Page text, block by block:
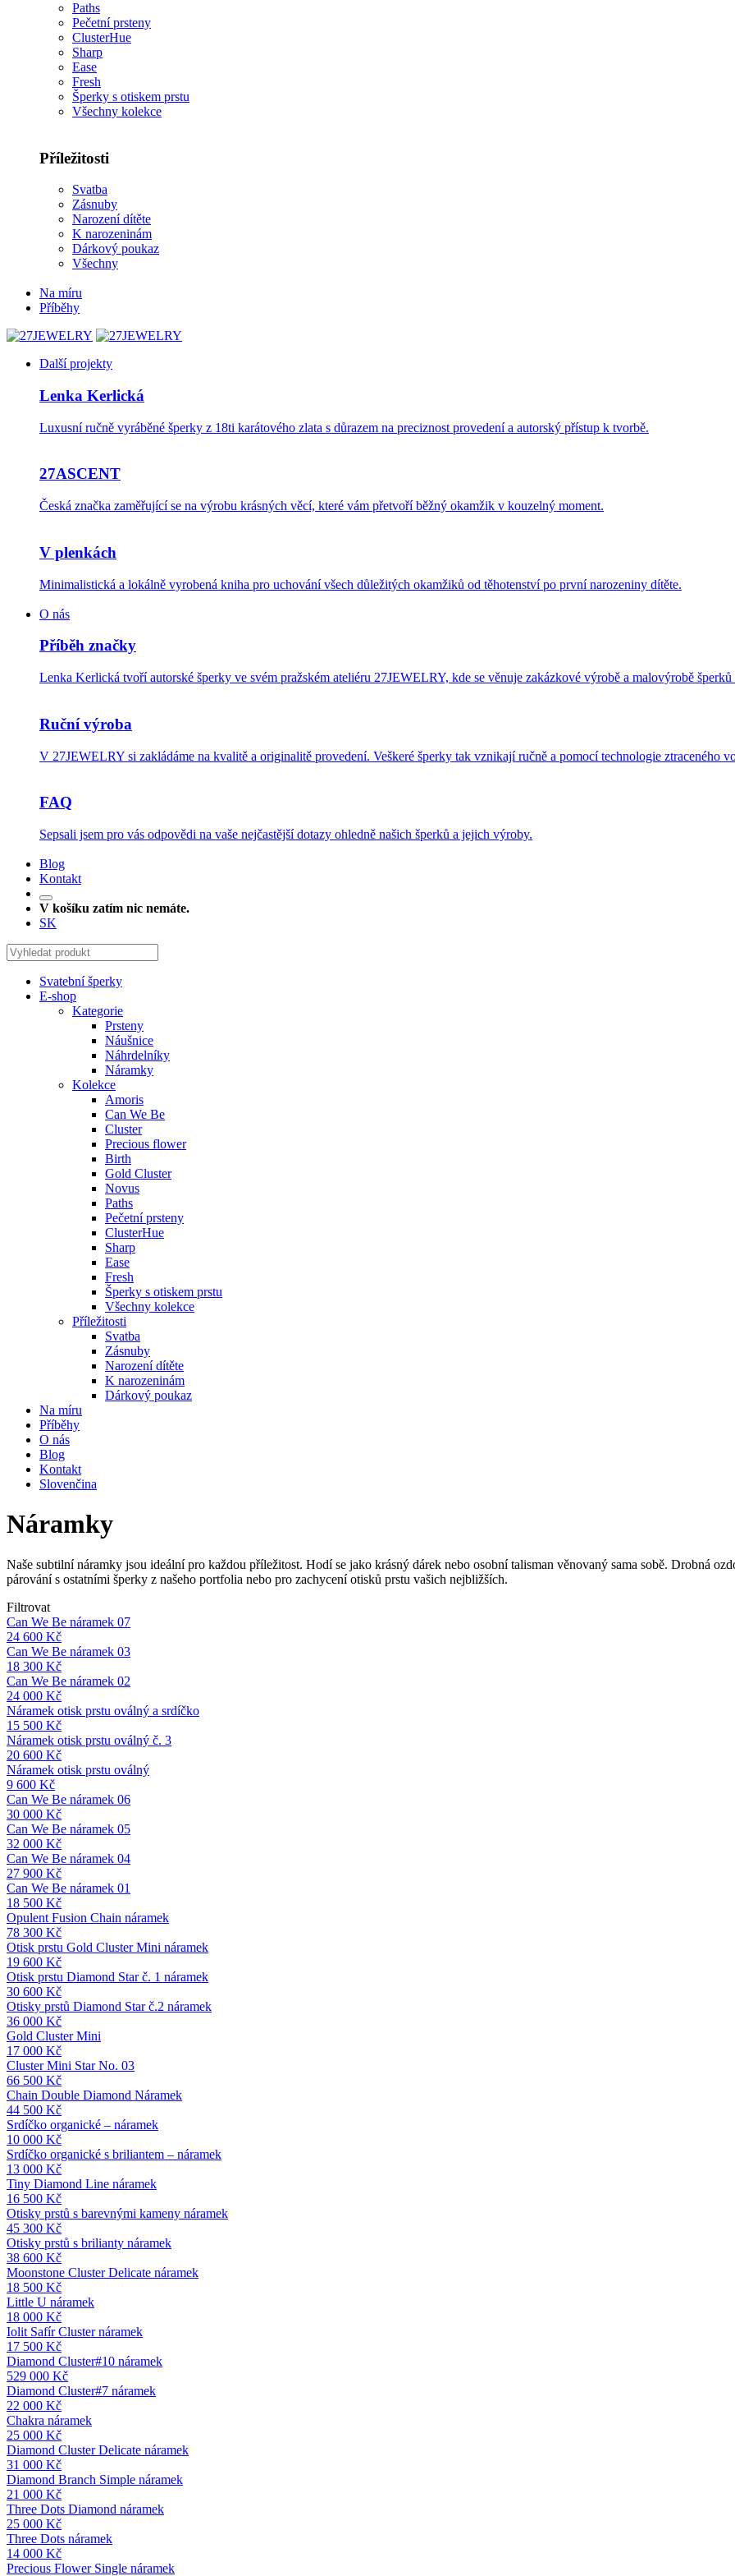
Paths
Pečetní prsteny
ClusterHue
Sharp
Ease
Fresh
Šperky s otiskem prstu
Všechny kolekce
Příležitosti
Svatba
Zásnuby
Narození dítěte
K narozeninám
Dárkový poukaz
Všechny
Na míru
Příběhy
Další projekty
Lenka Kerlická
Luxusní ručně vyráběné šperky z 18ti karátového zlata s důrazem na preciznost provedení a autorský přístup k tvorbě.
27ASCENT
Česká značka zaměřující se na výrobu krásných věcí, které vám přetvoří běžný okamžik v kouzelný moment.
V plenkách
Minimalistická a lokálně vyrobená kniha pro uchování všech důležitých okamžiků od těhotenství po první narozeniny dítěte.
O nás
Příběh značky
Lenka Kerlická tvoří autorské šperky ve svém pražském ateliéru 27JEWELRY, kde se věnuje zakázkové výrobě a malovýrobě
Ruční výroba
V 27JEWELRY si zakládáme na kvalitě a originalitě provedení. Veškeré šperky tak vznikají ručně a pomocí technologie ztraceného
FAQ
Sepsali jsem pro vás odpovědi na vaše nejčastější dotazy ohledně našich šperků a jejich výroby.
Blog
Kontakt
V košíku zatím nic nemáte.
SK
Svatební šperky
E-shop
Kategorie
Prsteny
Náušnice
Náhrdelníky
Náramky
Kolekce
Amoris
Can We Be
Cluster
Precious flower
Birth
Gold Cluster
Novus
Paths
Pečetní prsteny
ClusterHue
Sharp
Ease
Fresh
Šperky s otiskem prstu
Všechny kolekce
Příležitosti
Svatba
Zásnuby
Narození dítěte
K narozeninám
Dárkový poukaz
Na míru
Příběhy
O nás
Blog
Kontakt
Slovenčina
Náramky
Naše subtilní náramky jsou ideální pro každou příležitost. Hodí se jako krásný dárek nebo osobní talisman věnovaný sama sobě. Drobná
párování s ostatními šperky z našeho portfolia nebo pro zachycení otisků prstu vašich nejbližších.
Filtrovat
Can We Be náramek 07
24 600 Kč
Can We Be náramek 03
18 300 Kč
Can We Be náramek 02
24 000 Kč
Náramek otisk prstu oválný a srdíčko
15 500 Kč
Náramek otisk prstu oválný č. 3
20 600 Kč
Náramek otisk prstu oválný
9 600 Kč
Can We Be náramek 06
30 000 Kč
Can We Be náramek 05
32 000 Kč
Can We Be náramek 04
27 900 Kč
Can We Be náramek 01
18 500 Kč
Opulent Fusion Chain náramek
78 300 Kč
Otisk prstu Gold Cluster Mini náramek
19 600 Kč
Otisk prstu Diamond Star č. 1 náramek
30 600 Kč
Otisky prstů Diamond Star č.2 náramek
36 000 Kč
Gold Cluster Mini
17 000 Kč
Cluster Mini Star No. 03
66 500 Kč
Chain Double Diamond Náramek
44 500 Kč
Srdíčko organické – náramek
10 000 Kč
Srdíčko organické s briliantem – náramek
13 000 Kč
Tiny Diamond Line náramek
16 500 Kč
Otisky prstů s barevnými kameny náramek
45 300 Kč
Otisky prstů s brilianty náramek
38 600 Kč
Moonstone Cluster Delicate náramek
18 500 Kč
Little U náramek
18 000 Kč
Iolit Safír Cluster náramek
17 500 Kč
Diamond Cluster#10 náramek
529 000 Kč
Diamond Cluster#7 náramek
22 000 Kč
Chakra náramek
25 000 Kč
Diamond Cluster Delicate náramek
31 000 Kč
Diamond Branch Simple náramek
21 000 Kč
Three Dots Diamond náramek
25 000 Kč
Three Dots náramek
14 000 Kč
Precious Flower Single náramek